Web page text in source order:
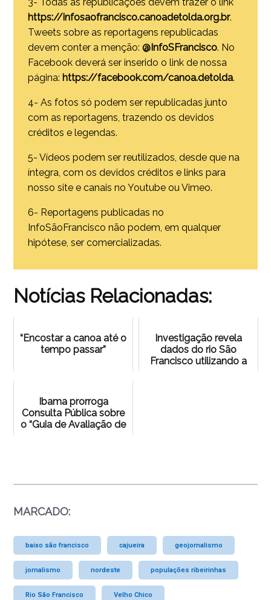
https://infosaofrancisco.canoadetolda.org.br.
Tweets sobre as reportagens republicadas
devem conter a menção:@InfoSFrancisco. No
Facebook deverá ser inserido o link de nossa
página: https://facebook.com/canoa.detolda.
4- As fotos só podem ser republicadas junto
com as reportagens, trazendo os devidos
créditos e legendas.
5- Vídeos podem ser reutilizados, desde que na
íntegra, com os devidos créditos e links para
nosso site e canais no Youtube ou Vimeo.
6- Reportagens publicadas no
InfoSãoFrancisco não podem, em qualquer
hipótese, ser comercializadas.
Notícias Relacionadas:
“Encostar a canoa até o
tempo passar”
Investigação revela
dados do rio São
Francisco utilizando a
Ibama prorroga
Consulta Pública sobre
o “Guia de Avaliação de
MARCADO:
baixo são francisco cajueira geojornalismo
jornalismo nordeste populações ribeirinhas
Rio São Francisco Velho Chico